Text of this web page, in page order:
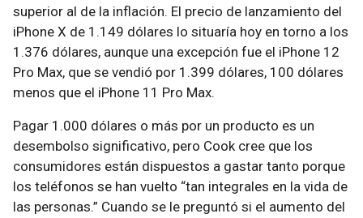
superior al de la inflación. El precio de lanzamiento del
iPhone X de 1.149 dólares lo situaría hoy en torno a los
1.376 dólares, aunque una excepción fue el iPhone 12
Pro Max, que se vendió por 1.399 dólares, 100 dólares
menos que el iPhone 11 Pro Max.
Pagar 1.000 dólares o más por un producto es un
desembolso significativo, pero Cook cree que los
consumidores están dispuestos a gastar tanto porque
los teléfonos se han vuelto “tan integrales en la vida de
las personas.” Cuando se le preguntó si el aumento del